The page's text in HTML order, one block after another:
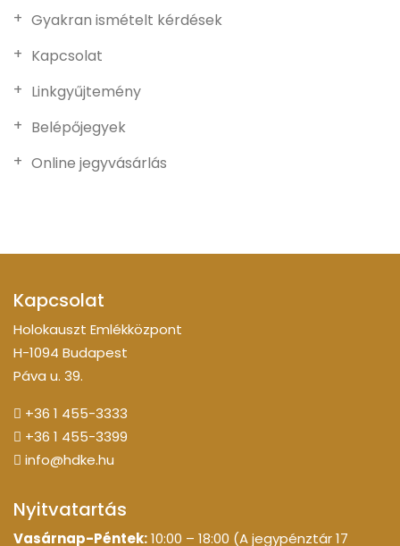
Gyakran ismételt kérdések
Kapcsolat
Linkgyűjtemény
Belépőjegyek
Online jegyvásárlás
Kapcsolat
Holokauszt Emlékközpont
H-1094 Budapest
Páva u. 39.
+36 1 455-3333
+36 1 455-3399
info@hdke.hu
Nyitvatartás
Vasárnap-Péntek:10:00 – 18:00 (A jegypénztár 17